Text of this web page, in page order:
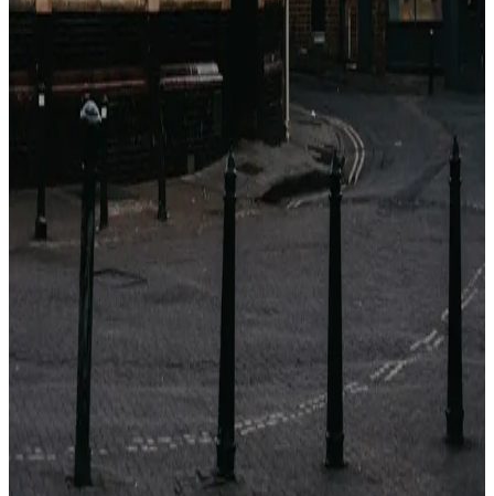
Booking.com, Expedia, Agoda — sembrano motori di
sconti. Sono motori di commissioni. Ecco esattamente
quanto prendono, a chi e perché.
2026年4月23日
Perché i prezzi degli hotel sono diversi su ogni
sito? (Non è casuale)
Stesso hotel, stesse date, cinque prezzi diversi. Non è
un bug. È un'architettura di distribuzione di 40 anni.
Ecco cosa sta succedendo.
2026年4月23日
Qual è il momento migliore per prenotare un
hotel? (Dati da 1,2 M di tariffe)
I consigli "prenota presto" e "prenota tardi" sono
entrambi sbagliati. La vera risposta dipende da classe di
hotel, destinazione e giorno della settimana. Ecco la